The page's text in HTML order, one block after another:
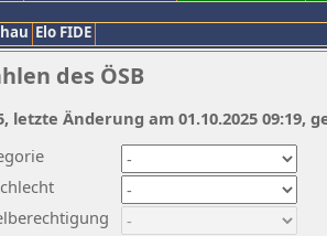
Elo FIDE
des ÖSB
letzte Änderung am 01.10.2025 09:19,